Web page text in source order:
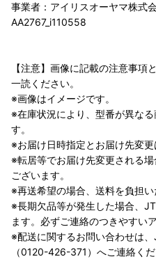
事業者：アイリスオーヤマ株式
AA2767_i110558
【注意】画像に記載の注意事項
一読ください。
※画像はイメージです。
※在庫状況により、型番が異な
す。
※お届け日時指定とお届け先変更
※転居等でお届け先変更される
ございます。
※再送希望の場合、送料を負担い
※長期欠品等が発生した場合、
ます。必ずご連絡のつきやすい
※配送に関するお問い合わせは
（0120-426-371）へご連絡くだ